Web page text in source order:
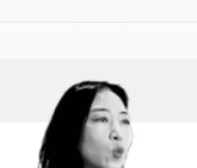
으로 나뉜다. 👉 월드ID
트의 홍채 인식장치 ‘오브
급한다. 재단은 월드ID를 받
확장한다는 목표를 내세웠